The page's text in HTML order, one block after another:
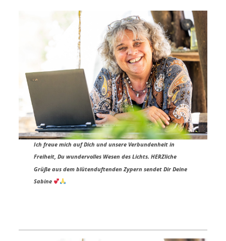
Ich freue mich auf Dich und unsere Verbundenheit in
Freiheit, Du wundervolles Wesen des Lichts. HERZliche
Grüße aus dem blütenduftenden Zypern sendet Dir Deine
Sabine